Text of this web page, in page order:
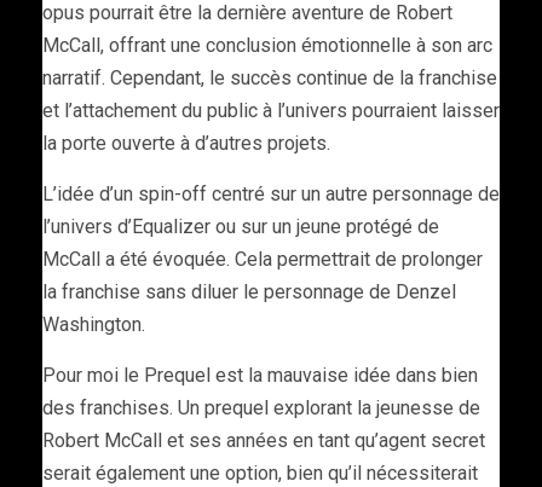
opus pourrait être la dernière aventure de Robert
McCall, offrant une conclusion émotionnelle à son arc
narratif. Cependant, le succès continue de la franchise
et l’attachement du public à l’univers pourraient laisser
la porte ouverte à d’autres projets.
L’idée d’un spin-off centré sur un autre personnage de
l’univers d’Equalizer ou sur un jeune protégé de
McCall a été évoquée. Cela permettrait de prolonger
la franchise sans diluer le personnage de Denzel
Washington.
Pour moi le Prequel est la mauvaise idée dans bien
des franchises. Un prequel explorant la jeunesse de
Robert McCall et ses années en tant qu’agent secret
serait également une option, bien qu’il nécessiterait